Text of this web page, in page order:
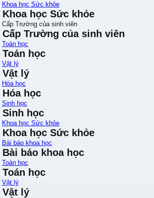
Khoa học Sức khỏe
Khoa học Sức khỏe
Cấp Trường của sinh viên
Cấp Trường của sinh viên
Toán học
Toán học
Vật lý
Vật lý
Hóa học
Hóa học
Sinh học
Sinh học
Khoa học Sức khỏe
Khoa học Sức khỏe
Bài báo khoa học
Bài báo khoa học
Toán học
Toán học
Vật lý
Vật lý